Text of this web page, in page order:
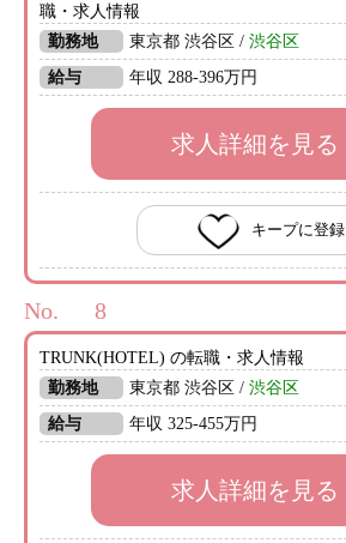
職・求人情報
勤務地
東京都 渋谷区 / 渋谷区
給与
年収 288-396万円
求人詳細を見る
キープに登録
No.
TRUNK(HOTEL) の転職・求人情報
勤務地
東京都 渋谷区 / 渋谷区
給与
年収 325-455万円
求人詳細を見る